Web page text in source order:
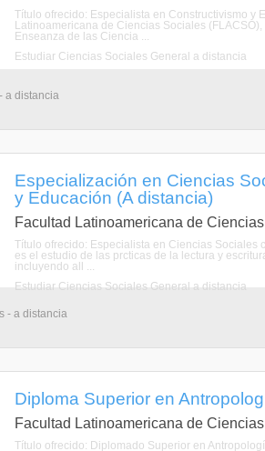
Título ofrecido: Especialista en Constructivismo y
Latinoamericana de Ciencias Sociales
Enseanza de las Ciencia ...
Estudiar Ciencias Sociales General a distancia
a distancia
Especialización en Ciencias
y Educación (A distancia)
Facultad Latinoamericana de
Título ofrecido: Especialista en Ciencias Sociales
es el estudio de las prcticas de la lectura y
incluyendo all ...
Estudiar Ciencias Sociales General a distancia
- a distancia
Diploma Superior en
Facultad Latinoamericana de
Título ofrecido: Diplomado Superior en